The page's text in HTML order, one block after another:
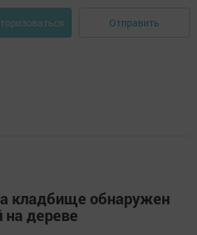
Отправить
кладбище обнаружен
на дереве